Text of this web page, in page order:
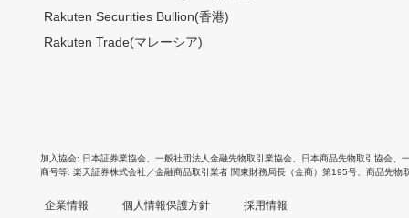
Rakuten Securities Bullion(香港)
Rakuten Trade(マレーシア)
加入協会 日本証券業協会 一般社団法人金融先物取引業協会 日本商品先物取引協会
商号等 楽天証券株式会社／金融商品取引業者 関東財務局長（金商）第195号、商品先物
企業情報 個人情報保護方針 採用情報